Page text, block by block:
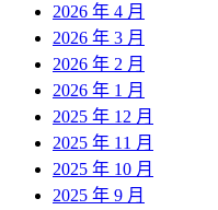
2026 年 4 月
2026 年 3 月
2026 年 2 月
2026 年 1 月
2025 年 12 月
2025 年 11 月
2025 年 10 月
2025 年 9 月